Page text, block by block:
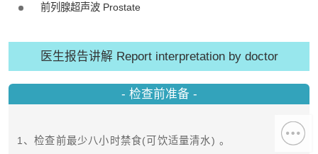
前列腺超声波 Prostate
医生报告讲解 Report interpretation by doctor
- 检查前准备 -
1、检查前最少八小时禁食(可饮适量清水) 。